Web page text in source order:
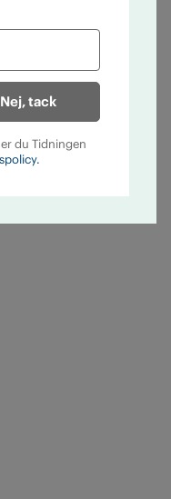
Nej, tack
du Tidningen